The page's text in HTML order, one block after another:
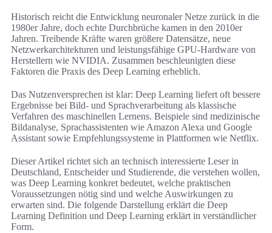
Historisch reicht die Entwicklung neuronaler Netze zurück in die
1980er Jahre, doch echte Durchbrüche kamen in den 2010er
Jahren. Treibende Kräfte waren größere Datensätze, neue
Netzwerkarchitekturen und leistungsfähige GPU-Hardware von
Herstellern wie NVIDIA. Zusammen beschleunigten diese
Faktoren die Praxis des Deep Learning erheblich.
Das Nutzenversprechen ist klar: Deep Learning liefert oft bessere
Ergebnisse bei Bild- und Sprachverarbeitung als klassische
Verfahren des maschinellen Lernens. Beispiele sind medizinische
Bildanalyse, Sprachassistenten wie Amazon Alexa und Google
Assistant sowie Empfehlungssysteme in Plattformen wie Netflix.
Dieser Artikel richtet sich an technisch interessierte Leser in
Deutschland, Entscheider und Studierende, die verstehen wollen,
was Deep Learning konkret bedeutet, welche praktischen
Voraussetzungen nötig sind und welche Auswirkungen zu
erwarten sind. Die folgende Darstellung erklärt die Deep
Learning Definition und Deep Learning erklärt in verständlicher
Form.